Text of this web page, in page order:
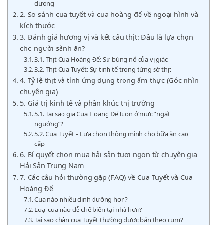
dương
2. So sánh cua tuyết và cua hoàng đế về ngoại hình và
kích thước
3. Đánh giá hương vị và kết cấu thịt: Đâu là lựa chọn
cho người sành ăn?
3.1. Thịt Cua Hoàng Đế: Sự bùng nổ của vị giác
3.2. Thịt Cua Tuyết: Sự tinh tế trong từng sớ thịt
4. Tỷ lệ thịt và tính ứng dụng trong ẩm thực (Góc nhìn
chuyên gia)
5. Giá trị kinh tế và phân khúc thị trường
5.1. Tại sao giá Cua Hoàng Đế luôn ở mức “ngất
ngưởng”?
5.2. Cua Tuyết – Lựa chọn thông minh cho bữa ăn cao
cấp
6. Bí quyết chọn mua hải sản tươi ngon từ chuyên gia
Hải Sản Trung Nam
7. Các câu hỏi thường gặp (FAQ) về Cua Tuyết và Cua
Hoàng Đế
Cua nào nhiều dinh dưỡng hơn?
Loại cua nào dễ chế biến tại nhà hơn?
Tại sao chân cua Tuyết thường được bán theo cụm?